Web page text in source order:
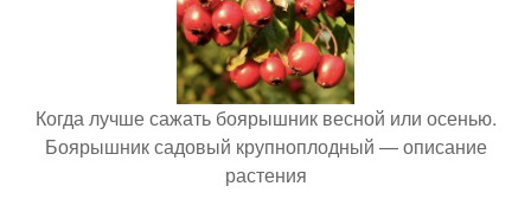
Когда лучше сажать боярышник весной или осенью.
Боярышник садовый крупноплодный — описание
растения